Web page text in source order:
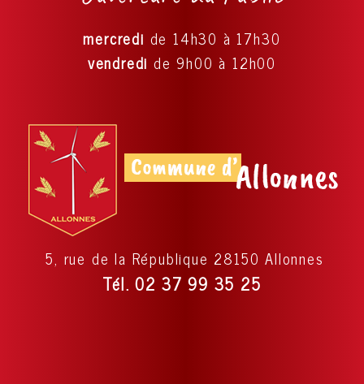
mercredi de 14h30 à 17h30
vendredi de 9h00 à 12h00
5, rue de la République 28150 Allonnes
Tél. 02 37 99 35 25